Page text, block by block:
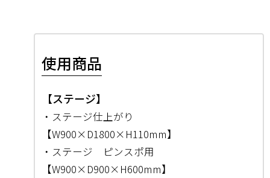
使用商品
【ステージ】
・ステージ仕上がり
【W900×D1800×H110mm】
・ステージ ピンスポ用
【W900×D900×H600mm】